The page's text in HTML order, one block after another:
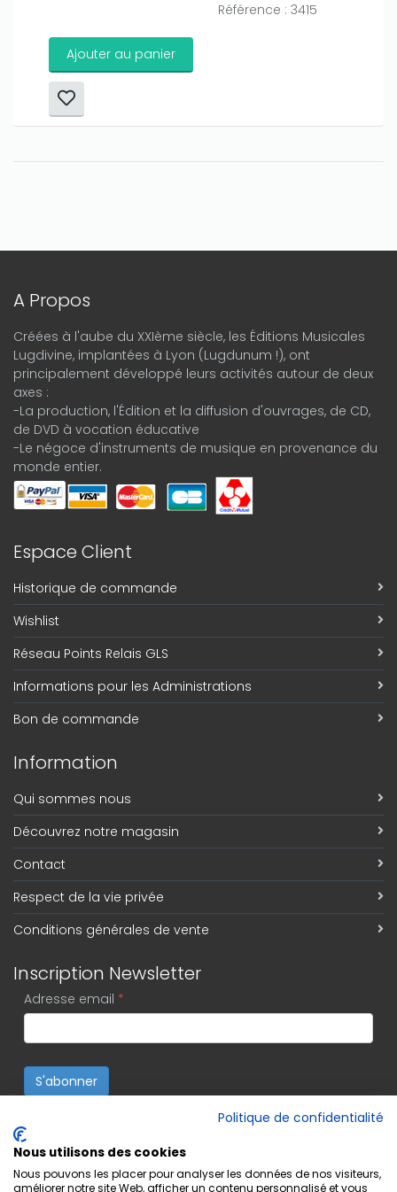
Référence : 3415
Ajouter au panier
A Propos
Créées à l'aube du XXIème siècle, les Éditions Musicales
Lugdivine, implantées à Lyon (Lugdunum !), ont
principalement développé leurs activités autour de deux
axes :
-La production, l'Édition et la diffusion d'ouvrages, de CD,
de DVD à vocation éducative
-Le négoce d'instruments de musique en provenance du
monde entier.
Espace Client
Historique de commande
Wishlist
Réseau Points Relais GLS
Informations pour les Administrations
Bon de commande
Information
Qui sommes nous
Découvrez notre magasin
Contact
Respect de la vie privée
Conditions générales de vente
Inscription Newsletter
Adresse email *
S'abonner
Politique de confidentialité
Nous utilisons des cookies
Nous pouvons les placer pour analyser les données de nos visiteurs,
améliorer notre site Web, afficher un contenu personnalisé et vous